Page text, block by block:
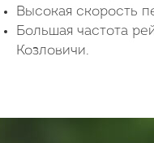
Высокая скорость
Большая частота
Козловичи.